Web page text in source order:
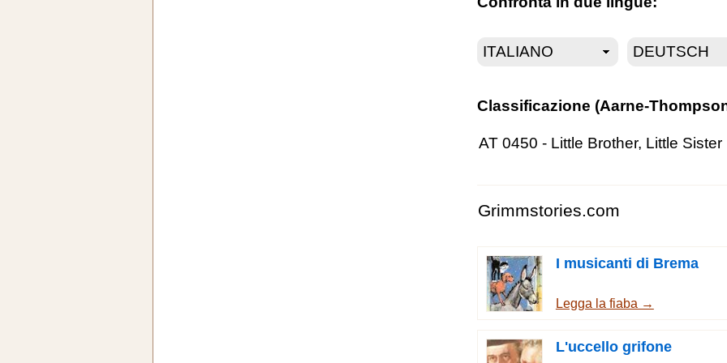
Classificazione (Aarne-
AT 0450 - Little Brother, Little Sister
Grimmstories.com
I musicanti di Brema
Legga la fiaba →
L'uccello grifone